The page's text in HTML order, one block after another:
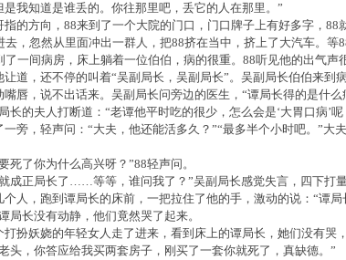
是我知道是谁丢的。你往那里吧，丢它的人在那里。”
指的方向，88来到了一个大院的门口，门口牌子上有好多字，
去，忽然从里面冲出一群人，把88挤在当中，挤上了大汽车。
了一间病房，床上躺着一位伯伯，病的很重。88听见他的出气声
让道，还不停的叫着“吴副局长，吴副局长”。吴副局长伯伯来到
唇，说不出话来。吴副局长问旁边的医生，“谭局长得的是什么
长的夫人打断道：“老谭他平时吃的很少，怎么会是‘大胃口病’
一旁，轻声问：“大夫，他还能活多久？”“最多半个小时吧。”大
死了你为什么高兴呀？”88轻声问。
成正局长了……等等，谁问我了？”吴副局长感觉失言，四下打
个人，跑到谭局长的床前，一把拉住了他的手，激动的说：“谭
局长没有动静，他们竟然哭了起来。
打扮妖娆的年轻女人走了进来，看到床上的谭局长，她们没有哭
头，你答应给我买两套房子，刚买了一套你就死了，真缺德。”